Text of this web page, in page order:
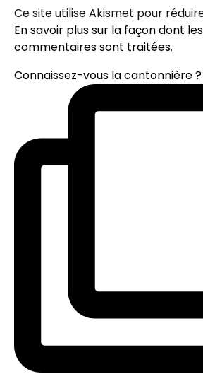
Ce site utilise Akismet pour
En savoir plus sur la façon dont
commentaires sont traitées.
Connaissez-vous la cantonnière